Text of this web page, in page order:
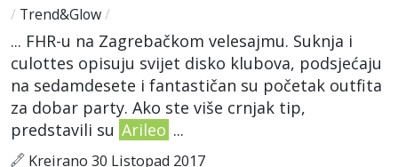
/ Trend&Glow/
... FHR-u na Zagrebačkom velesajmu. Suknja i
culottes opisuju svijet disko klubova, podsjećaju
na sedamdesete i fantastičan su početak outfita
za dobar party. Ako ste više crnjak tip,
predstavili su Arileo ...
Kreirano 30 Listopad 2017